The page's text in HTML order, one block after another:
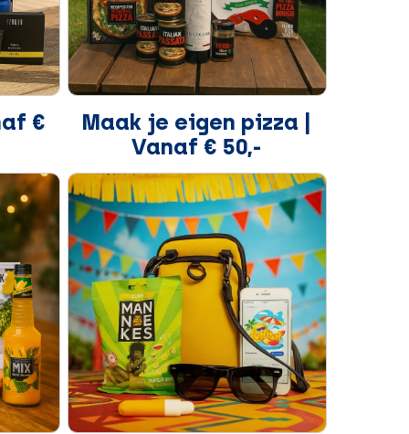
€
Maak je eigen pizza |
Vanaf € 50,-